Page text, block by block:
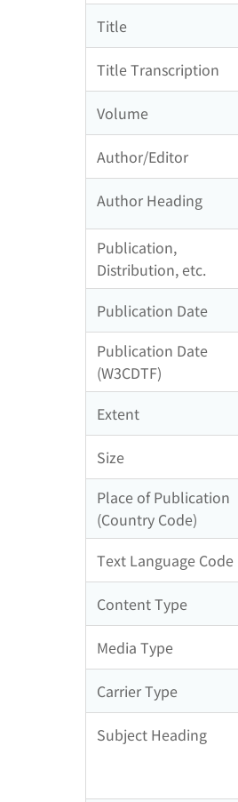
Title
Title Transcription
Volume
Author/Editor
Author Heading
Publication,
Distribution, etc.
Publication Date
Publication Date
(W3CDTF)
Extent
Size
Place of Publication
(Country Code)
Text Language Code
Content Type
Media Type
Carrier Type
Subject Heading